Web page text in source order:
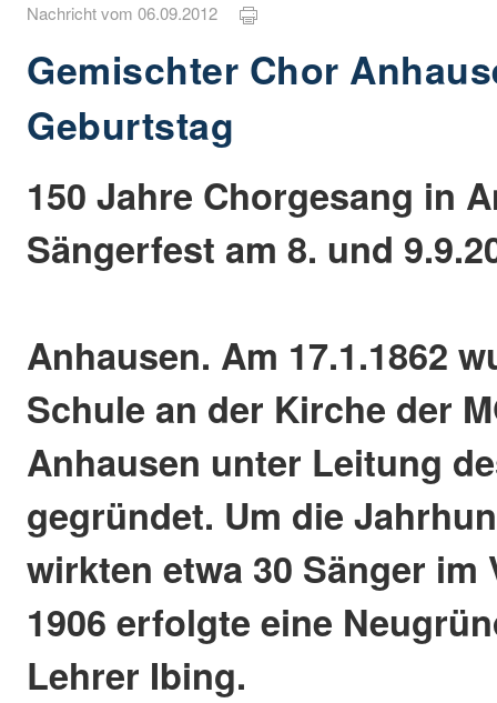
Nachricht vom 06.09.2012
Gemischter Chor
Geburtstag
150 Jahre Chorgesang in
Sängerfest am 8. und
Anhausen. Am 17.1.1862
Schule an der Kirche der
Anhausen unter Leitung
gegründet. Um die
wirkten etwa 30 Sänger im
1906 erfolgte eine
Lehrer Ibing.